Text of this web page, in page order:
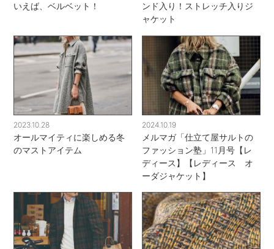
いえば、ベルベット！
ンド入り！ストレッチ入りジ
ャケット
2023.10.28
オールマイティに楽しめる冬
のマストアイテム
2024.10.19
メルマガ「仕立て屋サルトの
ファッション塾」11月号【レ
ディース】【レディース オ
ーダジャケット】